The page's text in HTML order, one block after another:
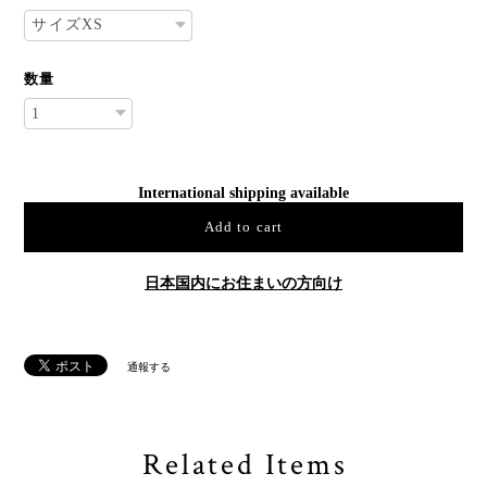
数量
International shipping available
Add to cart
日本国内にお住まいの方向け
通報する
Related Items